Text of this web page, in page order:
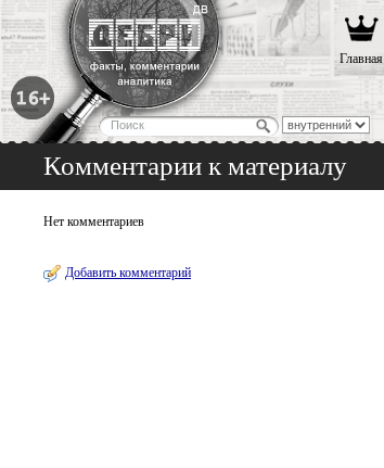
Главная
Комментарии к материалу
Нет комментариев
Добавить комментарий